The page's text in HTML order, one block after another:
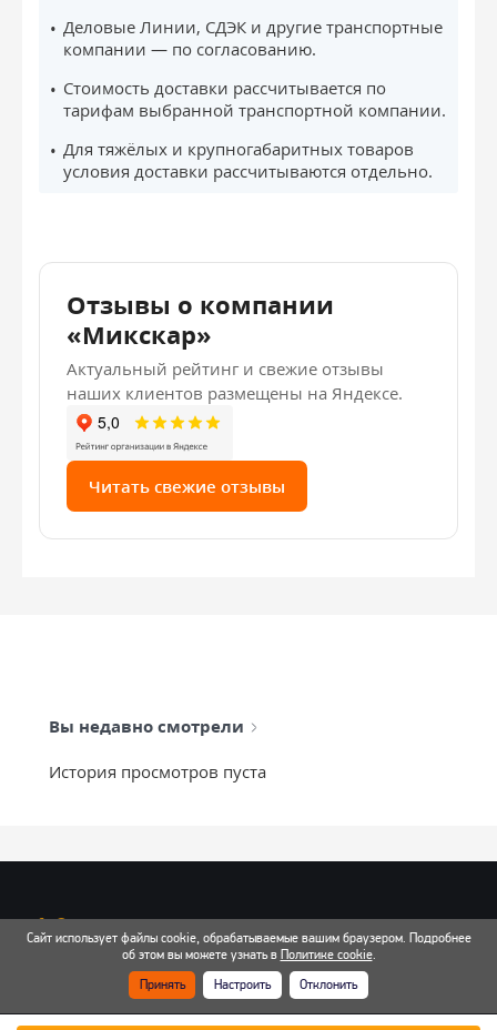
Деловые Линии, СДЭК и другие транспортные
компании — по согласованию.
Стоимость доставки рассчитывается по
тарифам выбранной транспортной компании.
Для тяжёлых и крупногабаритных товаров
условия доставки рассчитываются отдельно.
Отзывы о компании
«Микскар»
Актуальный рейтинг и свежие отзывы
наших клиентов размещены на Яндексе.
Читать свежие отзывы
Вы недавно смотрели
История просмотров пуста
info@mixtcar.ru
Почта для связи
Сайт использует файлы cookie, обрабатываемые вашим браузером. Подробнее
об этом вы можете узнать в Политике cookie.
Принять
Настроить Отклонить